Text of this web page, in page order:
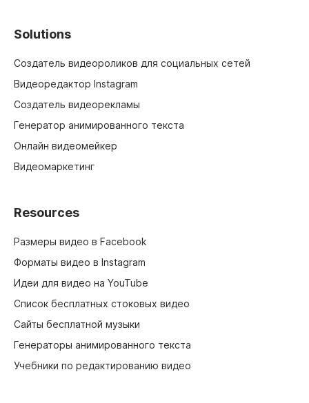
Solutions
Создатель видеороликов для социальных сетей
Видеоредактор Instagram
Создатель видеорекламы
Генератор анимированного текста
Онлайн видеомейкер
Видеомаркетинг
Resources
Размеры видео в Facebook
Форматы видео в Instagram
Идеи для видео на YouTube
Список бесплатных стоковых видео
Сайты бесплатной музыки
Генераторы анимированного текста
Учебники по редактированию видео